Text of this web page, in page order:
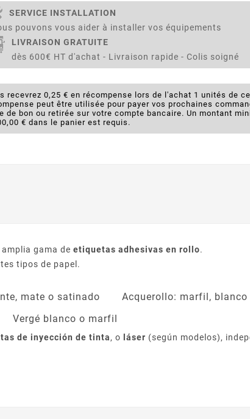
SERVICE INSTALLATION
pouvons vous aider à installer vos équipements
LIVRAISON GRATUITE
dès 600€ HT d'achat - Livraison rapide - Colis soigné
recevrez 0,25 € en récompense lors de l'achat 1 unités de
peut être utilisée pour payer vos prochaines
de bon ou retirée sur votre compte bancaire. Un montant
€ dans le panier est requis.
gama de etiquetas adhesivas en rollo.
tipos de papel.
mate o satinado
Acquerollo: marfil, blanco
Vergé blanco o marfil
de inyección de tinta, o láser (según modelos),